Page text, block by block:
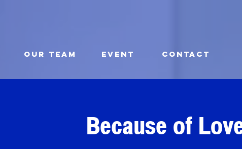
OUR TEAM EVENT CONTACT
Because of